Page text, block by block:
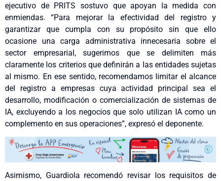
ejecutivo de PRITS sostuvo que apoyan la medida con
enmiendas.
“Para mejorar la efectividad del registro y
garantizar que cumpla con su propósito sin que ello
ocasione una carga administrativa innecesaria sobre el
sector empresarial, sugerimos que se delimiten más
claramente los criterios que definirán a las entidades sujetas
al mismo. En ese sentido, recomendamos limitar el alcance
del registro a empresas cuya actividad principal sea el
desarrollo, modificación o comercialización de sistemas de
IA, excluyendo a los negocios que solo utilizan IA como un
complemento en sus operaciones”, expresó el deponente.
Asimismo, Guardiola recomendó revisar los requisitos de